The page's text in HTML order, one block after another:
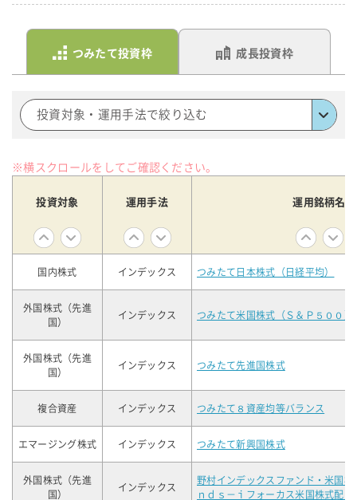
つみたて投資枠 成長投資枠
投資対象・運用手法で絞り込む
※横スクロールをしてご確認ください。
投資対象 運用手法 運用銘柄名
国内株式 インデックス つみたて日本株式（日経平均）
外国株式（先進
国）
インデックス つみたて米国株式（Ｓ＆Ｐ５００）
外国株式（先進
国）
インデックス つみたて先進国株式
複合資産 インデックス つみたて８資産均等バランス
エマージング株式 インデックス つみたて新興国株式
外国株式（先進
国）
インデックス
野村インデックスファンド・米国
ｎｄｓ－ｉフォーカス米国株式配当